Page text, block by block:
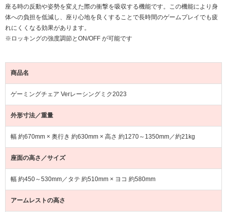
座る時の反動や姿勢を変えた際の衝撃を吸収する機能です。この機能により身
体への負担を低減し、座り心地を良くすることで長時間のゲームプレイでも疲
れにくくなる効果があります。
※ロッキングの強度調節とON/OFF が可能です
商品名
ゲーミングチェア Verレーシングミク2023
外形寸法／重量
幅 約670mm × 奥行き 約630mm × 高さ 約1270～1350mm／約21kg
座面の高さ／サイズ
幅 約450～530mm／タテ 約510mm × ヨコ 約580mm
アームレストの高さ